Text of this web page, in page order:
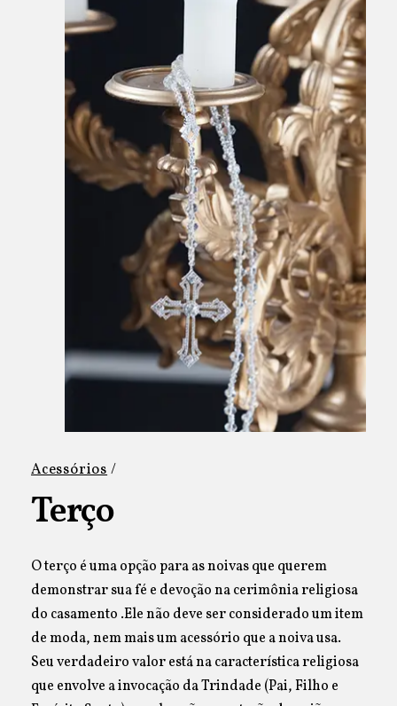
Acessórios/
Terço
O terço é uma opção para as noivas que querem
demonstrar sua fé e devoção na cerimônia religiosa
do casamento .Ele não deve ser considerado um item
de moda, nem mais um acessório que a noiva usa.
Seu verdadeiro valor está na característica religiosa
que envolve a invocação da Trindade (Pai, Filho e